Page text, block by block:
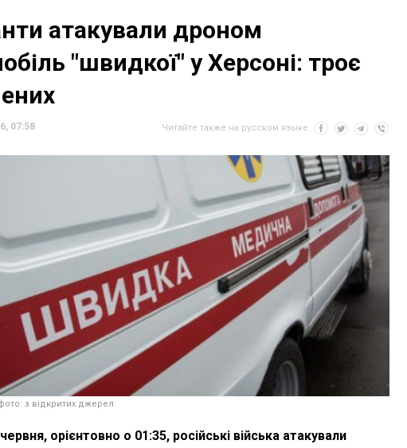
атакували дроном
"швидкої" у Херсоні: троє
07:58 Читайте также на русском языке
з відкритих джерел
орієнтовно о 01:35, російські війська атакували